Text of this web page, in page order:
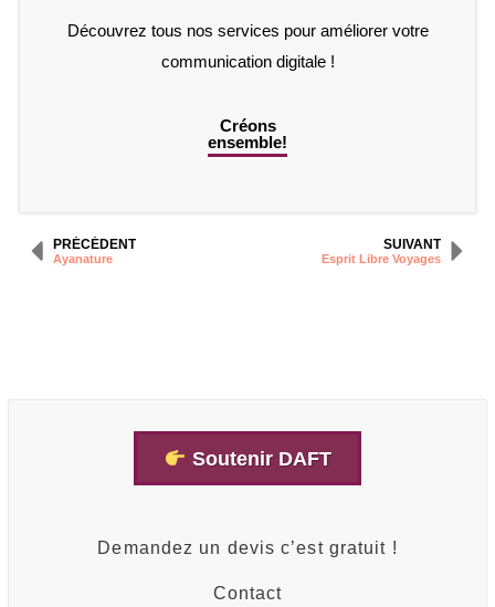
Découvrez tous nos services pour améliorer votre
communication digitale !
Créons
ensemble!
PRÉCÉDENT
Ayanature
SUIVANT
Esprit Libre Voyages
Soutenir DAFT
Demandez un devis c’est gratuit !
Contact